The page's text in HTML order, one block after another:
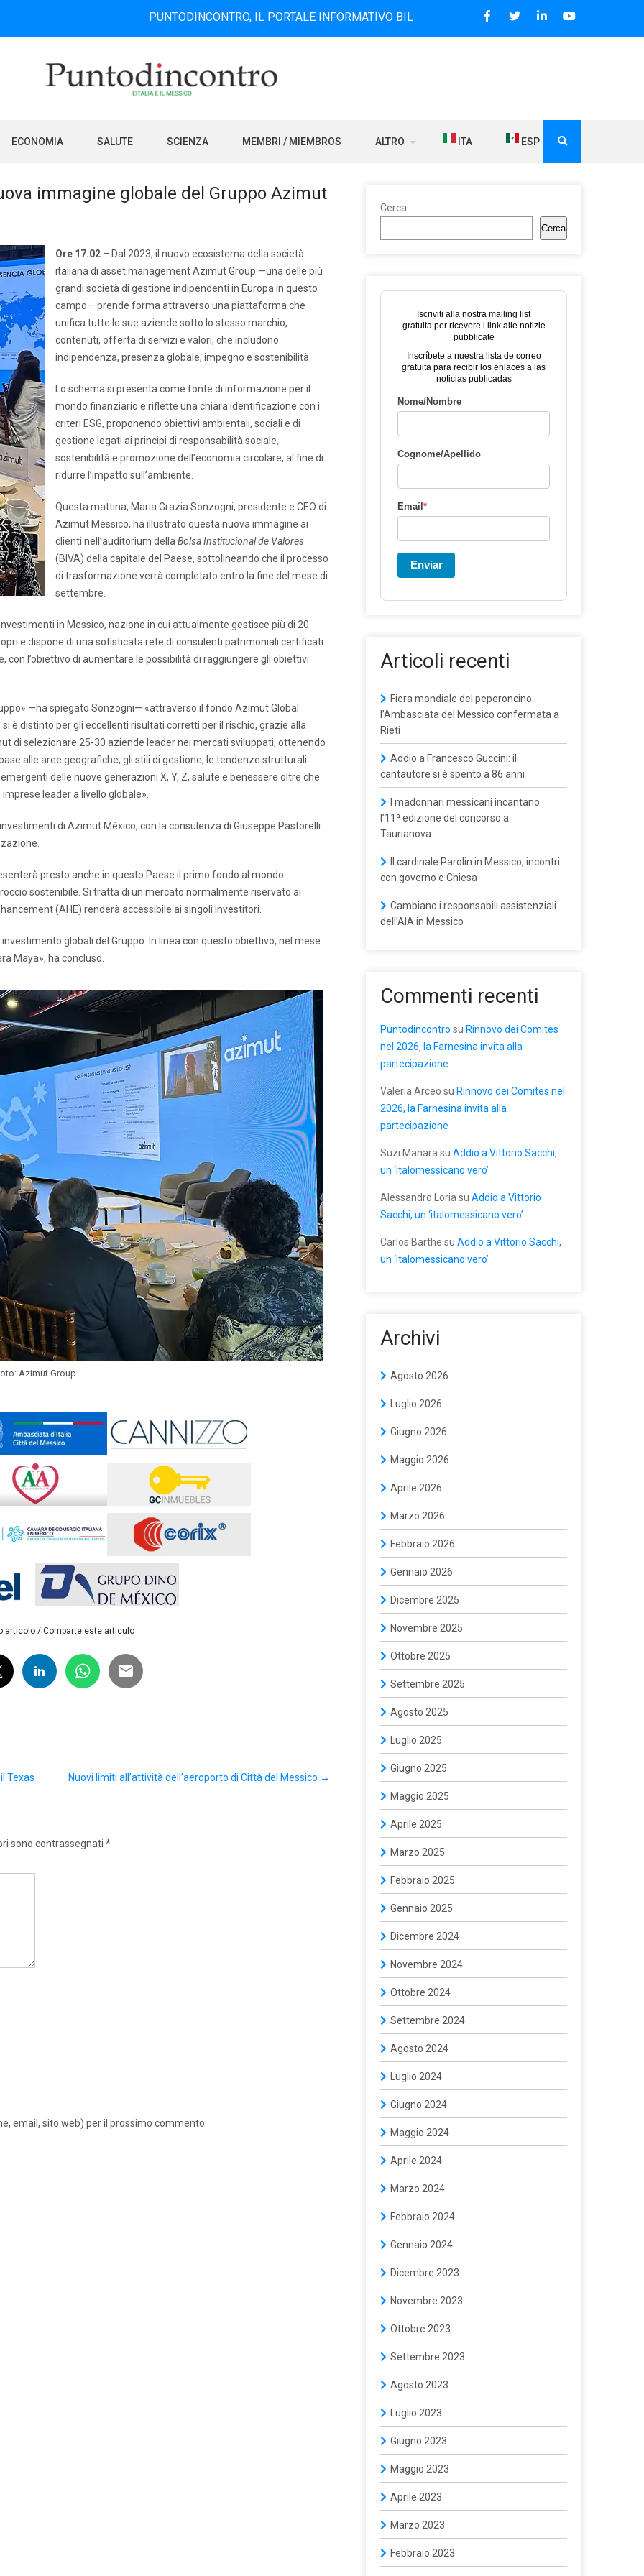
PUNTODINCONTRO, IL PORTALE INFORMATIVO BILINGUE CHE DAL 2006 DIFFONDE NOTIZIE SUI
ECONOMIA SALUTE SCIENZA MEMBRI / MIEMBROS ALTRO ITA ESP
immagine globale del Gruppo Azimut
Ore 17.02 – Dal 2023, il nuovo ecosistema della società
italiana di asset management Azimut Group —una delle più
grandi società di gestione indipendenti in Europa in questo
campo— prende forma attraverso una piattaforma che
unifica tutte le sue aziende sotto lo stesso marchio,
contenuti, offerta di servizi e valori, che includono
indipendenza, presenza globale, impegno e sostenibilità.
Lo schema si presenta come fonte di informazione per il
mondo finanziario e riflette una chiara identificazione con i
criteri ESG, proponendo obiettivi ambientali, sociali e di
gestione legati ai principi di responsabilità sociale,
sostenibilità e promozione dell’economia circolare, al fine di
ridurre l’impatto sull’ambiente.
Questa mattina, Maria Grazia Sonzogni, presidente e CEO di
Azimut Messico, ha illustrato questa nuova immagine ai
clienti nell’auditorium della Bolsa Institucional de Valores
(BIVA) della capitale del Paese, sottolineando che il processo
di trasformazione verrà completato entro la fine del mese di
settembre.
in Messico, nazione in cui attualmente gestisce più di 20
e dispone di una sofisticata rete di consulenti patrimoniali certificati
l’obiettivo di aumentare le possibilità di raggiungere gli obiettivi
—ha spiegato Sonzogni— «attraverso il fondo Azimut Global
è distinto per gli eccellenti risultati corretti per il rischio, grazie alla
di selezionare 25-30 aziende leader nei mercati sviluppati, ottenendo
alle aree geografiche, gli stili di gestione, le tendenze strutturali
delle nuove generazioni X, Y, Z, salute e benessere oltre che
leader a livello globale».
di Azimut México, con la consulenza di Giuseppe Pastorelli
presto anche in questo Paese il primo fondo al mondo
sostenibile. Si tratta di un mercato normalmente riservato ai
(AHE) renderà accessibile ai singoli investitori.
globali del Gruppo. In linea con questo obiettivo, nel mese
Maya», ha concluso.
Azimut Group
articolo / Comparte este artículo
Texas Nuovi limiti all’attività dell’aeroporto di Città del Messico →
sono contrassegnati *
email, sito web) per il prossimo commento.
Cerca
Cerca
Iscriviti alla nostra mailing list
gratuita per ricevere i link alle notizie
pubblicate
Inscríbete a nuestra lista de correo
gratuita para recibir los enlaces a las
noticias publicadas
Nome/Nombre
Cognome/Apellido
Email *
Enviar
Articoli recenti
Fiera mondiale del peperoncino:
l’Ambasciata del Messico confermata a
Rieti
Addio a Francesco Guccini: il
cantautore si è spento a 86 anni
I madonnari messicani incantano
l’11ª edizione del concorso a
Taurianova
Il cardinale Parolin in Messico, incontri
con governo e Chiesa
Cambiano i responsabili assistenziali
dell’AIA in Messico
Commenti recenti
Puntodincontro su Rinnovo dei Comites
nel 2026, la Farnesina invita alla
partecipazione
Valeria Arceo su Rinnovo dei Comites nel
2026, la Farnesina invita alla
partecipazione
Suzi Manara su Addio a Vittorio Sacchi,
un ‘italomessicano vero’
Alessandro Loria su Addio a Vittorio
Sacchi, un ‘italomessicano vero’
Carlos Barthe su Addio a Vittorio Sacchi,
un ‘italomessicano vero’
Archivi
Agosto 2026
Luglio 2026
Giugno 2026
Maggio 2026
Aprile 2026
Marzo 2026
Febbraio 2026
Gennaio 2026
Dicembre 2025
Novembre 2025
Ottobre 2025
Settembre 2025
Agosto 2025
Luglio 2025
Giugno 2025
Maggio 2025
Aprile 2025
Marzo 2025
Febbraio 2025
Gennaio 2025
Dicembre 2024
Novembre 2024
Ottobre 2024
Settembre 2024
Agosto 2024
Luglio 2024
Giugno 2024
Maggio 2024
Aprile 2024
Marzo 2024
Febbraio 2024
Gennaio 2024
Dicembre 2023
Novembre 2023
Ottobre 2023
Settembre 2023
Agosto 2023
Luglio 2023
Giugno 2023
Maggio 2023
Aprile 2023
Marzo 2023
Febbraio 2023